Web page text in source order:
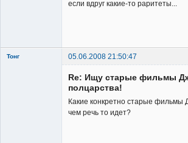
если вдруг какие-то раритеты...
Тонг
05.06.2008 21:50:47
Re: Ищу старые фильмы
полцарства!
Какие конкретно старые
чем речь то идет?